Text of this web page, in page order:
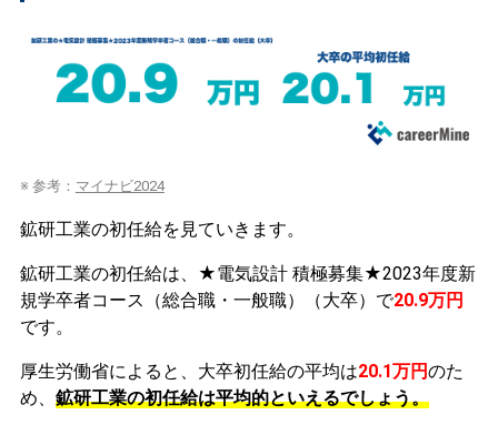
※ 参考： マイナビ2024
鉱研工業の初任給を見ていきます。
鉱研工業の初任給は、★電気設計 積極募集★2023年度新
規学卒者コース（総合職・一般職）（大卒）で20.9万円
です。
厚生労働省によると、大卒初任給の平均は20.1万円のた
め、 鉱研工業の初任給は平均的といえるでしょう。